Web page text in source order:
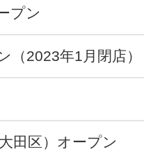
プン
（2023年1月閉店）
田区）オープン